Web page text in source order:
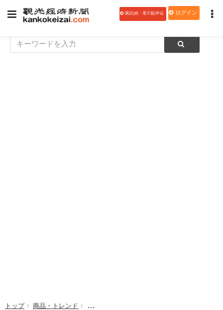
購読(紙・電子版)申込 ログイン
トップ 商品・トレンド 【本だな】人が活躍するツーリズム産業の